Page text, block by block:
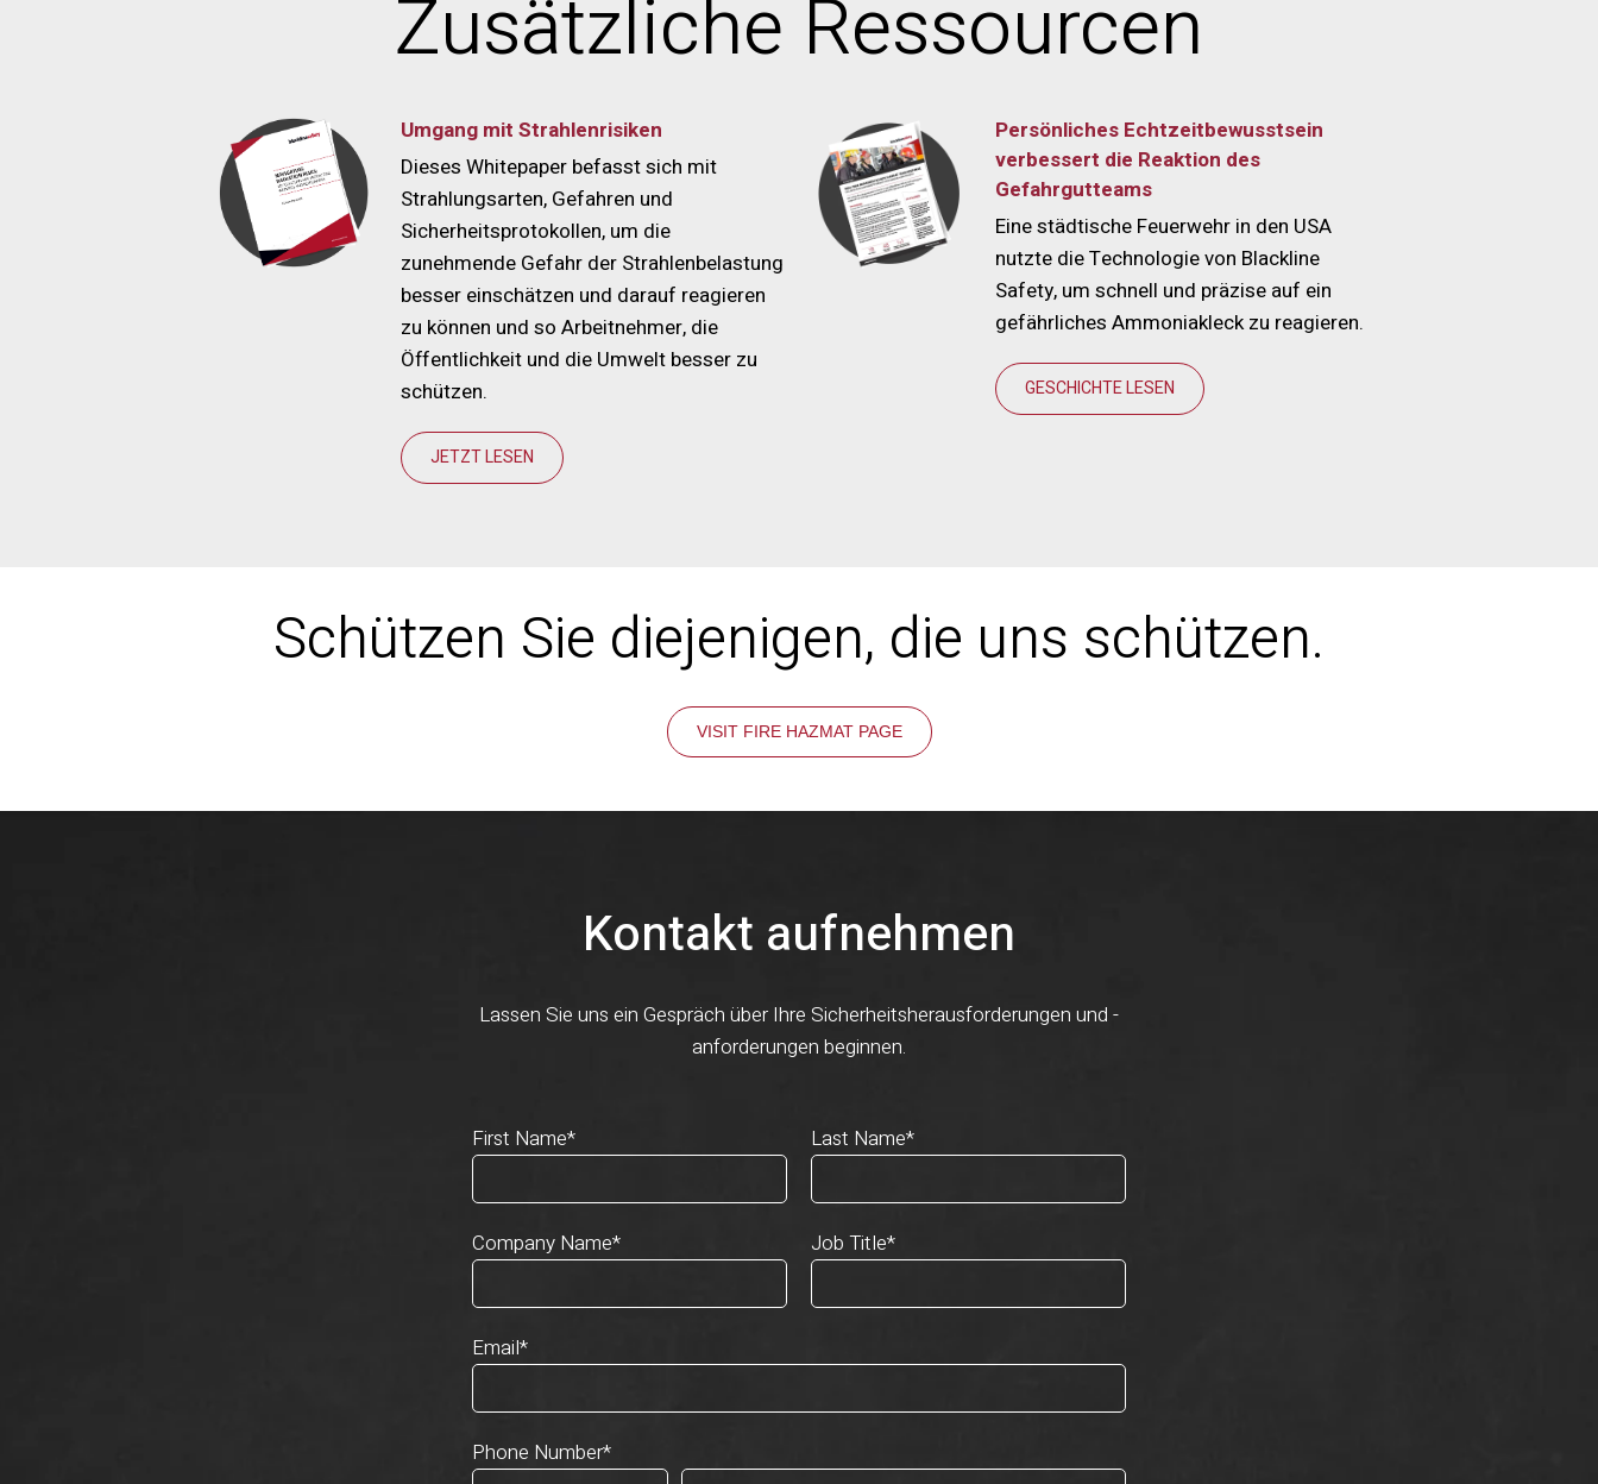
Zusätzliche Ressourcen
Umgang mit Strahlenrisiken
Dieses Whitepaper befasst sich mit
Strahlungsarten, Gefahren und
Sicherheitsprotokollen, um die
zunehmende Gefahr der Strahlenbelastung
besser einschätzen und darauf reagieren
zu können und so Arbeitnehmer, die
Öffentlichkeit und die Umwelt besser zu
schützen.
JETZT LESEN
Persönliches Echtzeitbewusstsein
verbessert die Reaktion des
Gefahrgutteams
Eine städtische Feuerwehr in den USA
nutzte die Technologie von Blackline
Safety, um schnell und präzise auf ein
gefährliches Ammoniakleck zu reagieren.
GESCHICHTE LESEN
Schützen Sie diejenigen, die uns schützen.
VISIT FIRE HAZMAT PAGE
Kontakt aufnehmen
Lassen Sie uns ein Gespräch über Ihre Sicherheitsherausforderungen und -
anforderungen beginnen.
First Name* Last Name*
Company Name* Job Title*
Email*
Phone Number*